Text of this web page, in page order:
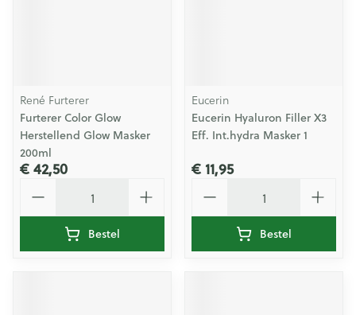
René Furterer
Furterer Color Glow
Herstellend Glow Masker
200ml
€ 42,50
Bestel
Eucerin
Eucerin Hyaluron Filler X3
Eff. Int.hydra Masker 1
€ 11,95
Bestel